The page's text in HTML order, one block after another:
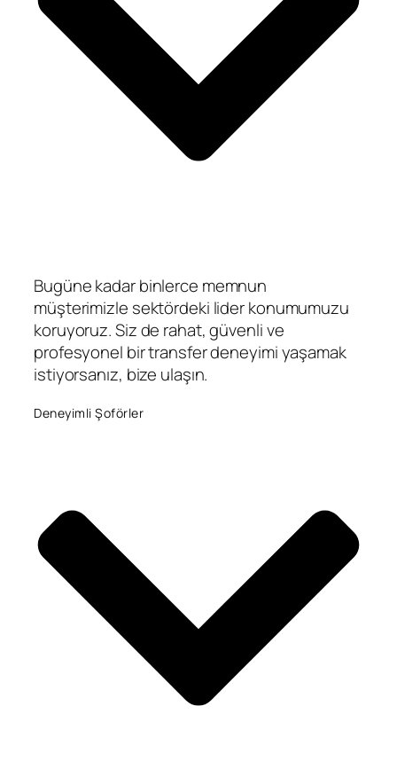
Bugüne kadar binlerce memnun
müşterimizle sektördeki lider konumumuzu
koruyoruz. Siz de rahat, güvenli ve
profesyonel bir transfer deneyimi yaşamak
istiyorsanız, bize ulaşın.
Deneyimli Şoförler